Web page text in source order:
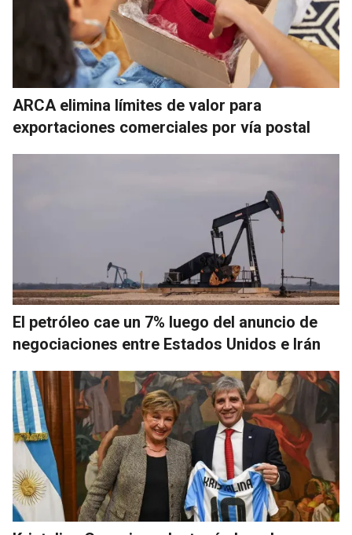
ARCA elimina límites de valor para
exportaciones comerciales por vía postal
El petróleo cae un 7% luego del anuncio de
negociaciones entre Estados Unidos e Irán